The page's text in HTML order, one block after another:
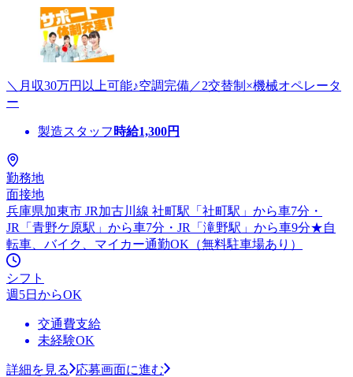
＼月収30万円以上可能♪空調完備／2交替制×機械オペレータ
ー
製造スタッフ 時給1,300円
勤務地
面接地
兵庫県加東市 JR加古川線 社町駅「社町駅」から車7分・
JR「青野ケ原駅」から車7分・JR「滝野駅」から車9分★自
転車、バイク、マイカー通勤OK（無料駐車場あり）
シフト
週5日からOK
交通費支給
未経験OK
詳細を見る 応募画面に進む